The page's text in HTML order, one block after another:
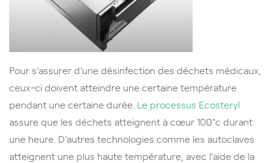
Pour s’assurer d’une désinfection des déchets médicaux,
ceux-ci doivent atteindre une certaine température
pendant une certaine durée. Le processus Ecosteryl
assure que les déchets atteignent à cœur 100°c durant
une heure. D’autres technologies comme les autoclaves
atteignent une plus haute température, avec l’aide de la